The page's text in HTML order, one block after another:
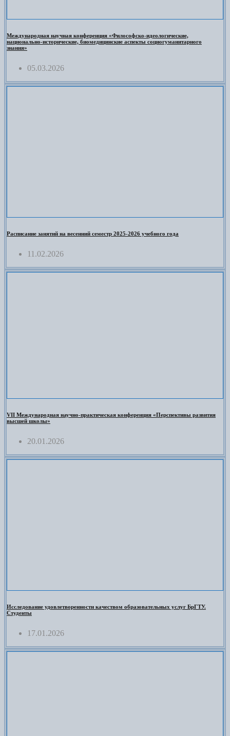
Международная научная конференция «Философско-идеологические,
национально-исторические, биомедицинские аспекты социогуманитарного
знания»
05.03.2026
Расписание занятий на весенний семестр 2025-2026 учебного года
11.02.2026
VII Международная научно-практическая конференция «Перспективы развития
высшей школы»
20.01.2026
Исследование удовлетворенности качеством образовательных услуг БрГТУ.
Студенты
17.01.2026